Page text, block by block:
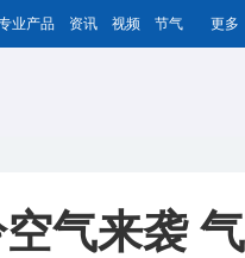
业产品 资讯 视频 节气 更多
气来袭